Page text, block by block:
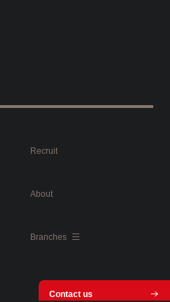
Recruit
About
Branches
Contact us